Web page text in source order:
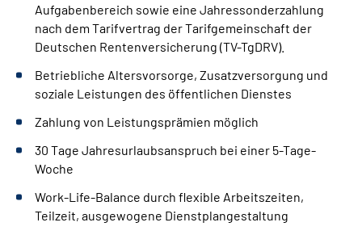
Aufgabenbereich sowie eine Jahressonderzahlung
nach dem Tarifvertrag der Tarifgemeinschaft der
Deutschen Rentenversicherung (TV-TgDRV).
Betriebliche Altersvorsorge, Zusatzversorgung und
soziale Leistungen des öffentlichen Dienstes
Zahlung von Leistungsprämien möglich
30 Tage Jahresurlaubsanspruch bei einer 5-Tage-
Woche
Work-Life-Balance durch flexible Arbeitszeiten,
Teilzeit, ausgewogene Dienstplangestaltung